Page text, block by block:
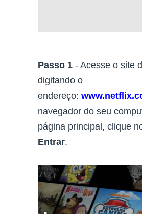
Passo 1 - Acesse o site
digitando o
endereço:
navegador do seu
página principal, clique
Entrar.